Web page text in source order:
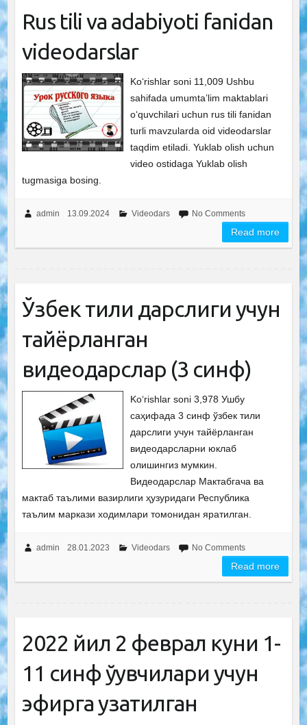
Rus tili va adabiyoti fanidan
videodarslar
Ko‘rishlar soni 11,009 Ushbu
sahifada umumta’lim maktablari
o‘quvchilari uchun rus tili fanidan
turli mavzularda oid videodarslar
taqdim etiladi. Yuklab olish uchun
video ostidaga Yuklab olish
tugmasiga bosing.
admin 13.09.2024 Videodars No Comments
Read more
Ўзбек тили дарслиги учун
тайёрланган
видеодарслар (3 синф)
Ko‘rishlar soni 3,978 Ушбу
саҳифада 3 синф ўзбек тили
дарслиги учун тайёрланган
видеодарсларни юклаб
олишингиз мумкин.
Видеодарслар Мактабгача ва
мактаб таълими вазирлиги ҳузуридаги Республика
таълим маркази ходимлари томонидан яратилган.
admin 28.01.2023 Videodars No Comments
Read more
2022 йил 2 феврал куни 1-
11 синф ўқувчилари учун
эфирга узатилган